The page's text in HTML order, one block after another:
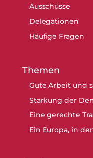
Ausschüsse
Delegationen
Häufige Fragen
Themen
Gute Arbeit und
Stärkung der
Eine gerechte
Ein Europa, in